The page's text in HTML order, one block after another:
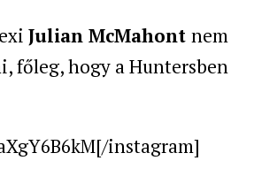
Julian McMahont nem
főleg, hogy a Huntersben
instagram]